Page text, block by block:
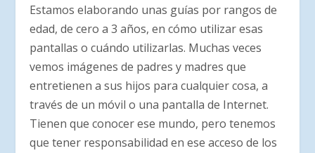
Estamos elaborando unas guías por rangos de
edad, de cero a 3 años, en cómo utilizar esas
pantallas o cuándo utilizarlas. Muchas veces
vemos imágenes de padres y madres que
entretienen a sus hijos para cualquier cosa, a
través de un móvil o una pantalla de Internet.
Tienen que conocer ese mundo, pero tenemos
que tener responsabilidad en ese acceso de los